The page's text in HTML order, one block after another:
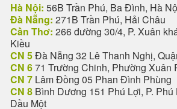
Hà Nội: 56B Trần Phú, Ba Đình, Hà
Đà Nẵng: 271B Trần Phú, Hải Châu
Cần Thơ: 266 đường 30/4, P. Xuân
Kiều
CN 5Đà Nẵng 32 Lê Thanh Nghị,
CN 671 Trường Chinh, Phường Xuân
CN 7 Lâm Đồng 05 Phan Đình Phùng
CN 8 Bình Dương 151 Phú Lợi, P. Phú
Dầu Một